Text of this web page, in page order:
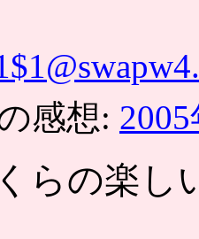
感想:
らの楽し